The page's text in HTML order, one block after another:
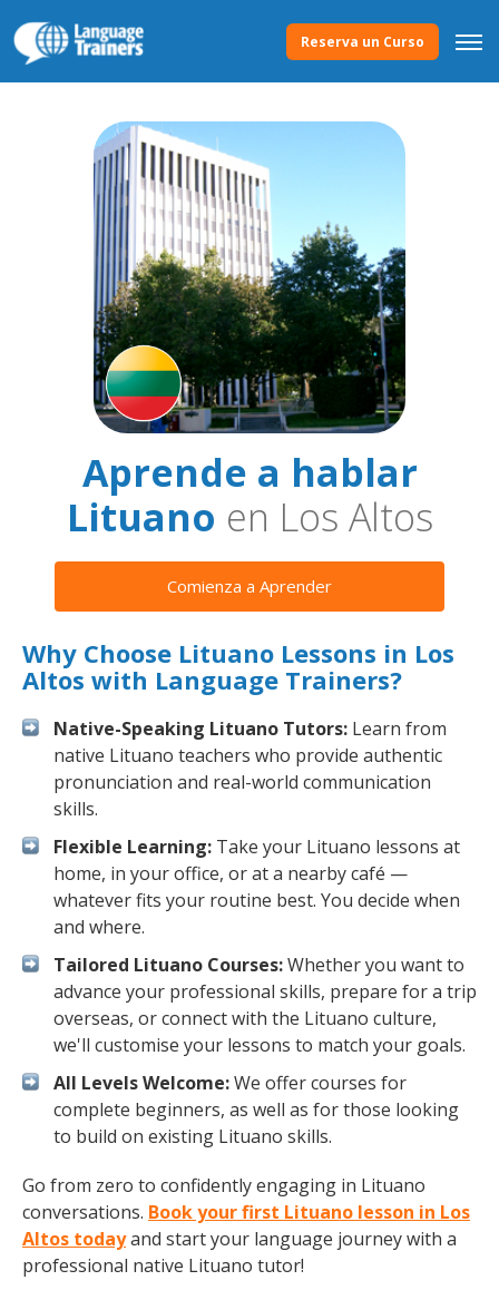
Reserva un Curso
Aprende a hablar
Lituano en Los Altos
Comienza a Aprender
Why Choose Lituano Lessons in Los
Altos with Language Trainers?
Native-Speaking Lituano Tutors: Learn from
native Lituano teachers who provide authentic
pronunciation and real-world communication
skills.
Flexible Learning: Take your Lituano lessons at
home, in your office, or at a nearby café —
whatever fits your routine best. You decide when
and where.
Tailored Lituano Courses:Whether you want to
advance your professional skills, prepare for a trip
overseas, or connect with the Lituano culture,
we'll customise your lessons to match your goals.
All Levels Welcome:We offer courses for
complete beginners, as well as for those looking
to build on existing Lituano skills.
Go from zero to confidently engaging in Lituano
conversations. Book your first Lituano lesson in Los
Altos todayand start your language journey with a
professional native Lituano tutor!